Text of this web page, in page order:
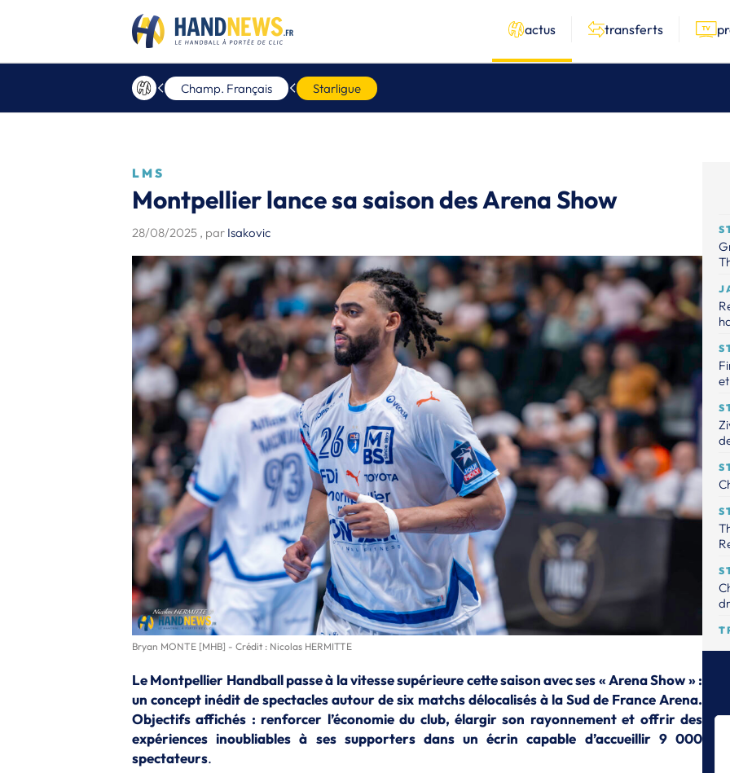
actus transferts
Champ. Français Starligue
LMS
Montpellier lance sa saison des Arena Show
28/08/2025 , par Isakovic
Bryan MONTE [MHB] - Crédit : Nicolas HERMITTE
Le Montpellier Handball passe à la vitesse supérieure cette saison avec ses « Arena Show » :
un concept inédit de spectacles autour de six matchs délocalisés à la Sud de France Arena.
Objectifs affichés : renforcer l’économie du club, élargir son rayonnement et offrir des
expériences inoubliables à ses supporters dans un écrin capable d’accueillir 9 000
spectateurs.